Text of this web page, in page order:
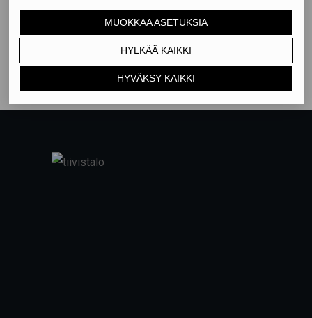
Kommenttisyöte
WordPress.org